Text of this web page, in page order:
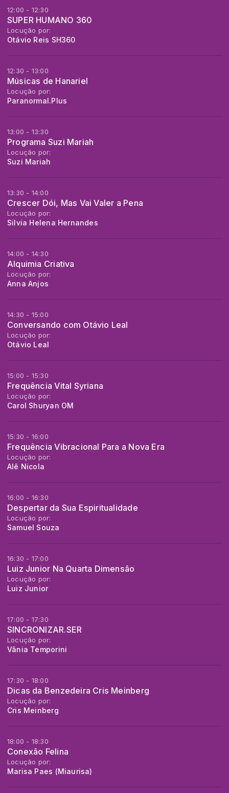
12:00 - 12:30
SUPER HUMANO 360
Locução por:
Otávio Reis SH360
12:30 - 13:00
Músicas de Hanariel
Locução por:
Paranormal.Plus
13:00 - 13:30
Programa Suzi Mariah
Locução por:
Suzi Mariah
13:30 - 14:00
Crescer Dói, Mas Vai Valer a Pena
Locução por:
Silvia Helena Hernandes
14:00 - 14:30
Alquimia Criativa
Locução por:
Anna Anjos
14:30 - 15:00
Conversando com Otávio Leal
Locução por:
Otávio Leal
15:00 - 15:30
Frequência Vital Syriana
Locução por:
Carol Shuryan OM
15:30 - 16:00
Frequência Vibracional Para a Nova Era
Locução por:
Alê Nicola
16:00 - 16:30
Despertar da Sua Espiritualidade
Locução por:
Samuel Souza
16:30 - 17:00
Luiz Junior Na Quarta Dimensão
Locução por:
Luiz Junior
17:00 - 17:30
SINCRONIZAR.SER
Locução por:
Vânia Temporini
17:30 - 18:00
Dicas da Benzedeira Cris Meinberg
Locução por:
Cris Meinberg
18:00 - 18:30
Conexão Felina
Locução por:
Marisa Paes (Miaurisa)